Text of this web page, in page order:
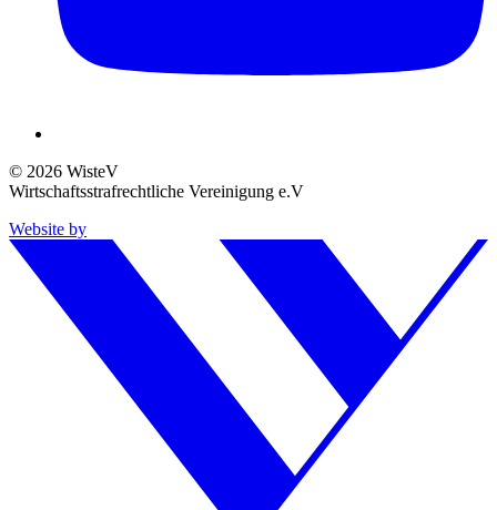
© 2026 WisteV
Wirtschaftsstrafrechtliche Vereinigung e.V
Website by